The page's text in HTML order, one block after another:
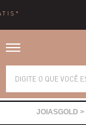
Alianças